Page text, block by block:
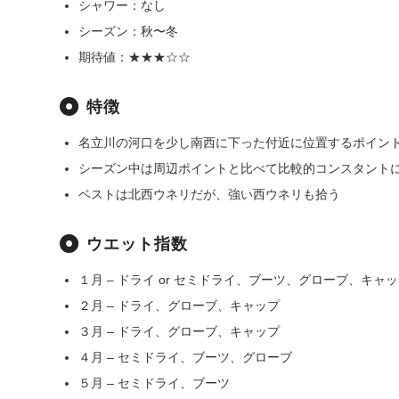
シャワー：なし
シーズン：秋〜冬
期待値：★★★☆☆
特徴
名立川の河口を少し南西に下った付近に位置するポイント
シーズン中は周辺ポイントと比べて比較的コンスタント
ベストは北西ウネリだが、強い西ウネリも拾う
ウエット指数
１月 – ドライ or セミドライ、ブーツ、グローブ、キャ
２月 – ドライ、グローブ、キャップ
３月 – ドライ、グローブ、キャップ
４月 – セミドライ、ブーツ、グローブ
５月 – セミドライ、ブーツ